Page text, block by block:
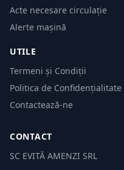
Acte necesare circulație
Alerte mașină
UTILE
Termeni și Condiții
Politica de Confidențialitate
Contactează-ne
CONTACT
SC EVITĂ AMENZI SRL